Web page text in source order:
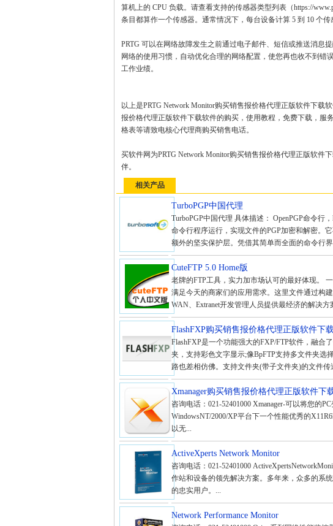
算机上的 CPU 负载。请查看支持的传感器类型列表（https://
条目都算作一个传感器。通常情况下，每台设备计算 5 到 10 个
PRTG 可以在网络故障发生之前通过电子邮件、短信或推送消息
网络的使用习惯，自动优化合理的网络配置，使您再也收不到错
工作业绩。
以上是PRTG Network Monitor购买销售报价格代理正版软件下载
报价格代理正版软件下载软件的购买，使用教程，免费下载，
格表等请致电核心代理商购买销售电话。
买软件网为PRTG Network Monitor购买销售报价格代理正版软
伴。
相关产品
TurboPGP中国代理
TurboPGP中国代理 具体描述： OpenPGP命令行
命令行程序运行，实现文件的PGP加密和解密。
额外的坚实保护层。凭借其简单而全面的命令行界
CuteFTP 5.0 Home版
老牌的FTP工具，实力加市场认可的最好体现。
满足今天的商家们的应用需求。这里文件通过构
WAN、Extranet开发管理人员提供最经济的解决
FlashFXP购买销售报价格代理正版软件下
FlashFXP是一个功能强大的FXP/FTP软件，融合
夹，支持彩色文字显示;像BpFTP支持多文件夹选
路也差相仿佛。支持文件夹(带子文件夹)的文件
Xmanager购买销售报价格代理正版软件下
咨询电话：021-52401000 Xmanager-可以将您的
WindowsNT/2000/XP平台下一个性能优秀的
以无...
ActiveXperts Network Monitor
咨询电话：021-52401000
作站和设备的领先解决方案。多年来，众多的系
的忠实用户。...
Network Performance Monitor